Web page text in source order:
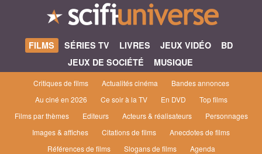
FILMS SÉRIES TV LIVRES JEUX VIDÉO
BD
JEUX DE SOCIÉTÉ
MUSIQUE
Critiques de films Actualités cinéma
Bandes annonces
Au ciné en 2026
Ce soir à la TV En DVD
Top films
Films par thèmes
Editeurs Acteurs & réalisateurs
Personnages
Images & affiches
Citations de films
Anecdotes de films
Références de films
Slogans de films Agenda